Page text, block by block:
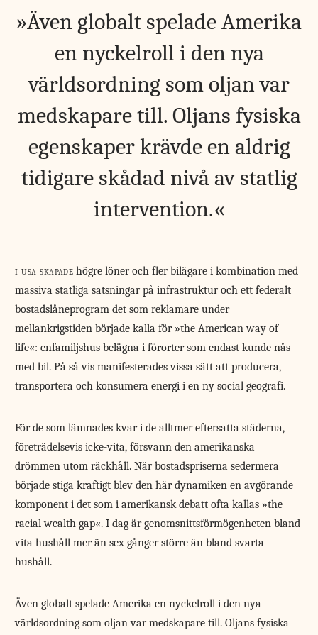
Även globalt spelade Amerika
en nyckelroll i den nya
världsordning som oljan var
medskapare till. Oljans fysiska
egenskaper krävde en aldrig
tidigare skådad nivå av statlig
intervention.
i usa skapade högre löner och fler bilägare i kombination med
massiva statliga satsningar på infrastruktur och ett federalt
bostadslåneprogram det som reklamare under
mellankrigstiden började kalla för »the American way of
life«: enfamiljshus belägna i förorter som endast kunde nås
med bil. På så vis manifesterades vissa sätt att producera,
transportera och konsumera energi i en ny social geografi.
För de som lämnades kvar i de alltmer eftersatta städerna,
företrädelsevis icke-vita, försvann den amerikanska
drömmen utom räckhåll. När bostadspriserna sedermera
började stiga kraftigt blev den här dynamiken en avgörande
komponent i det som i amerikansk debatt ofta kallas »the
racial wealth gap«. I dag är genomsnittsförmögenheten bland
vita hushåll mer än sex gånger större än bland svarta
hushåll.
Även globalt spelade Amerika en nyckelroll i den nya
världsordning som oljan var medskapare till. Oljans fysiska